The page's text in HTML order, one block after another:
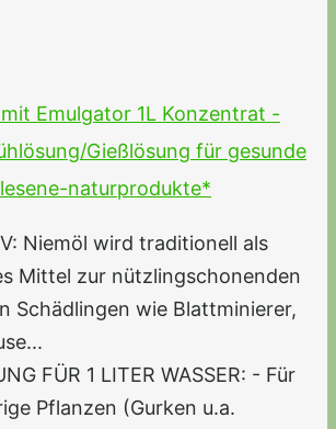
Emulgator 1L Konzentrat -
Gießlösung für gesunde
naturprodukte*
Niemöl wird traditionell als
Mittel zur nützlingschonenden
Schädlingen wie Blattminierer,
FÜR 1 LITER WASSER: - Für
Pflanzen (Gurken u.a.